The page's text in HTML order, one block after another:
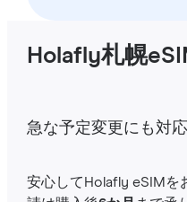
Holafly札幌
急な予定変更にも対応
安心してHolafly eSIMを